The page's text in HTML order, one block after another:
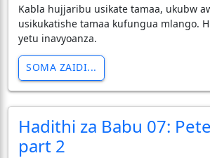
Kabla hujjaribu usikate tamaa, ukubw
usikukatishe tamaa kufungua mlango.
yetu inavyoanza.
SOMA ZAIDI...
Hadithi za Babu 07:
part 2